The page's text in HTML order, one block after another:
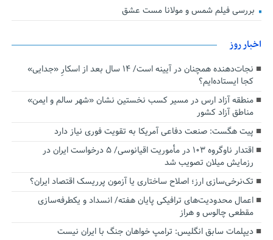
بررسی فیلم شمس و مولانا مست عشق
اخبار روز
نجات‌دهنده‌ همچنان در آیینه است/ ۱۴ سال بعد از اسکارِ «جدایی»
کجا ایستاده‌ایم؟
منطقه آزاد ارس در مسیر کسب نخستین نشان «شهر سالم و ایمن»
مناطق آزاد کشور
پیت هگست: صنعت دفاعی آمریکا به تقویت فوری نیاز دارد
اقتدار ناوگروه ۱۰۳ در مأموریت‌ اقیانوسی/ ۵ درخواست ایران در
رزمایش میلان تصویب شد
تک‌نرخی‌سازی ارز؛ اصلاح ساختاری یا آزمون پرریسک اقتصاد ایران؟
اعمال محدودیت‌های ترافیکی پایان هفته/ انسداد و یکطرفه‌سازی
مقطعی چالوس و هراز
دیپلمات سابق انگلیس:‌ ترامپ خواهان جنگ با ایران نیست